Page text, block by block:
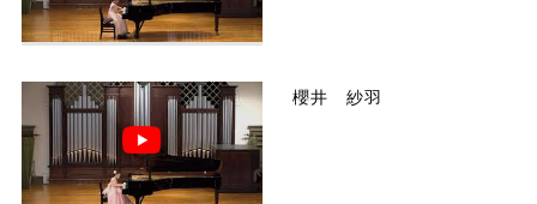
櫻井 紗羽